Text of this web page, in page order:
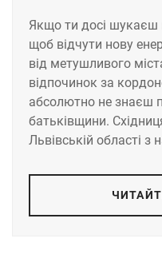
Якщо ти досі шукаєш
щоб відчути нову
від метушливого
відпочинок за
абсолютно не знаєш
батьківщини.
Львівській області з